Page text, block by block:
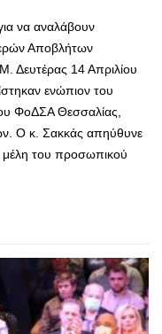
να αναλάβουν
Αποβλήτων
Δευτέρας 14 Απριλίου
ενώπιον του
ΦοΔΣΑ Θεσσαλίας,
Ο κ. Σακκάς απηύθυνε
μέλη του προσωπικού